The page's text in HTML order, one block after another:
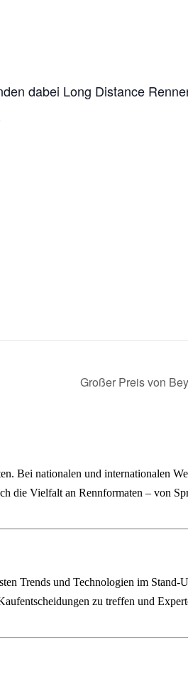
dabei Long Distance
Großer Preis von
Bei nationalen und internationalen
die Vielfalt an Rennformaten – von
Trends und Technologien im Stand-
zu treffen und